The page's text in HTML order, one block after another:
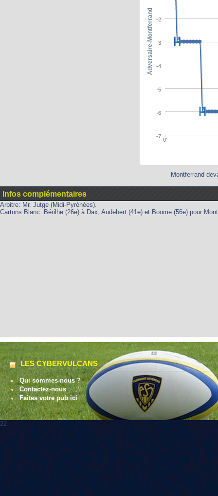
0'
-7
-6
-5
-4
-3
-2
Adversaire-Montferrand
Montferrand
Infos complémentaires
Arbitre: Mr. Jutge (Midi-Pyrénées).
Cartons Blanc: Bérilhe (26e) à Dax; Audebert (41e) et Boome (56e) pour
LES CYBERVULCANS
Qui sommes-nous ?
Contactez-nous
Faites votre pub ici
22